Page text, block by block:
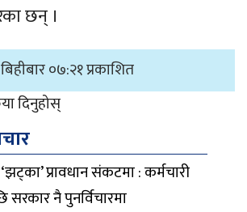
छन् ।
०७:२१ प्रकाशित
दिनुहोस्
प्रावधान संकटमा : कर्मचारी
सरकार नै पुनर्विचारमा